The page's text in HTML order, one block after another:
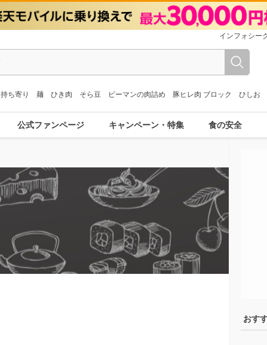
インフォシー
持ち寄り 麺 ひき肉 そら豆 ピーマンの肉詰め 豚ヒレ肉 ブロック ひしお
公式ファンページ キャンペーン・特集 食の安全
おす